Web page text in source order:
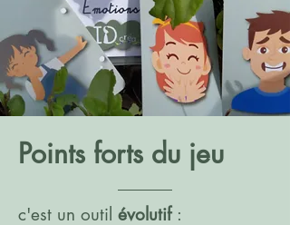
Points forts du jeu
c'est un outil évolutif :